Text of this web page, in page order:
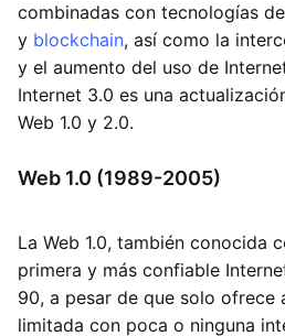
combinadas con tecnologías
y blockchain, así como la
y el aumento del uso de
Internet 3.0 es una
Web 1.0 y 2.0.
Web 1.0 (1989-2005)
La Web 1.0, también conocida
primera y más confiable
90, a pesar de que solo ofrece
limitada con poca o ninguna